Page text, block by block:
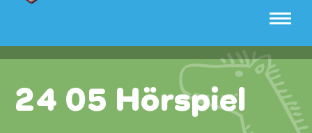
24 05 Hörspiel